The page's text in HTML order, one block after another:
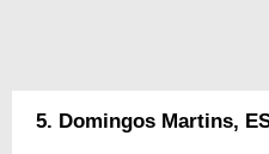
5. Domingos Martins,